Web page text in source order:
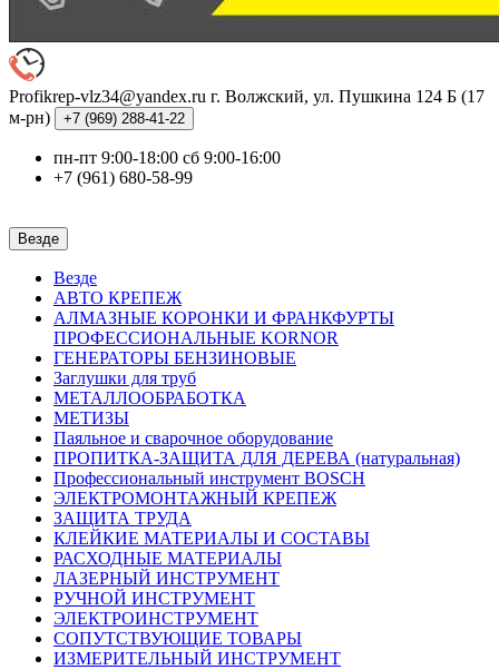
Profikrep-vlz34@yandex.ru г. Волжский, ул. Пушкина 124 Б (17
м-рн)
+7 (969) 288-41-22
пн-пт 9:00-18:00 сб 9:00-16:00
+7 (961) 680-58-99
Везде
Везде
АВТО КРЕПЕЖ
АЛМАЗНЫЕ КОРОНКИ И ФРАНКФУРТЫ
ПРОФЕССИОНАЛЬНЫЕ KORNOR
ГЕНЕРАТОРЫ БЕНЗИНОВЫЕ
Заглушки для труб
МЕТАЛЛООБРАБОТКА
МЕТИЗЫ
Паяльное и сварочное оборудование
ПРОПИТКА-ЗАЩИТА ДЛЯ ДЕРЕВА (натуральная)
Профессиональный инструмент BOSCH
ЭЛЕКТРОМОНТАЖНЫЙ КРЕПЕЖ
ЗАЩИТА ТРУДА
КЛЕЙКИЕ МАТЕРИАЛЫ И СОСТАВЫ
РАСХОДНЫЕ МАТЕРИАЛЫ
ЛАЗЕРНЫЙ ИНСТРУМЕНТ
РУЧНОЙ ИНСТРУМЕНТ
ЭЛЕКТРОИНСТРУМЕНТ
СОПУТСТВУЮЩИЕ ТОВАРЫ
ИЗМЕРИТЕЛЬНЫЙ ИНСТРУМЕНТ